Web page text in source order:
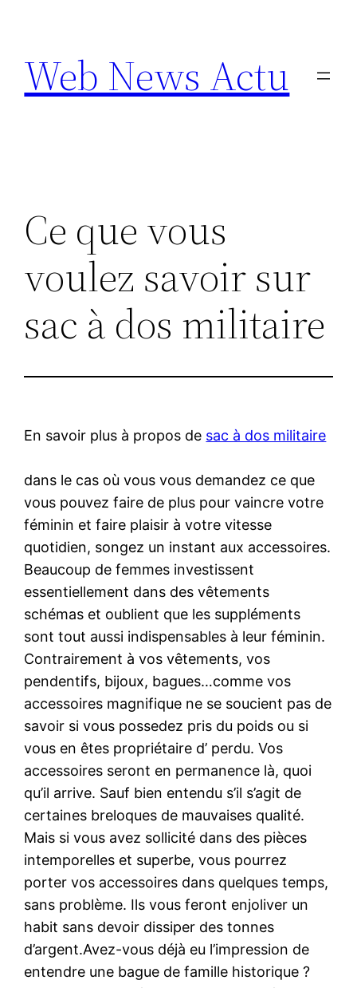
contenu
Web News Actu
Ce que vous
voulez savoir sur
sac à dos militaire
En savoir plus à propos de sac à dos militaire
dans le cas où vous vous demandez ce que
vous pouvez faire de plus pour vaincre votre
féminin et faire plaisir à votre vitesse
quotidien, songez un instant aux accessoires.
Beaucoup de femmes investissent
essentiellement dans des vêtements
schémas et oublient que les suppléments
sont tout aussi indispensables à leur féminin.
Contrairement à vos vêtements, vos
pendentifs, bijoux, bagues…comme vos
accessoires magnifique ne se soucient pas de
savoir si vous possedez pris du poids ou si
vous en êtes propriétaire d’ perdu. Vos
accessoires seront en permanence là, quoi
qu’il arrive. Sauf bien entendu s’il s’agit de
certaines breloques de mauvaises qualité.
Mais si vous avez sollicité dans des pièces
intemporelles et superbe, vous pourrez
porter vos accessoires dans quelques temps,
sans problème. Ils vous feront enjoliver un
habit sans devoir dissiper des tonnes
d’argent.Avez-vous déjà eu l’impression de
entendre une bague de famille historique ?